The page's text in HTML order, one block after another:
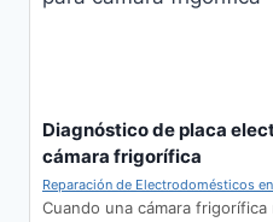
Diagnóstico de placa
cámara frigorífica
Reparación de Electrodomésticos
Cuando una cámara